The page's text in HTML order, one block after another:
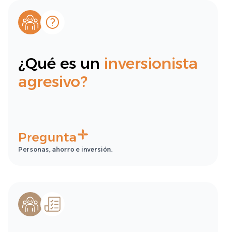
¿Qué es un inversionista
agresivo?
Pregunta
Personas, ahorro e inversión.